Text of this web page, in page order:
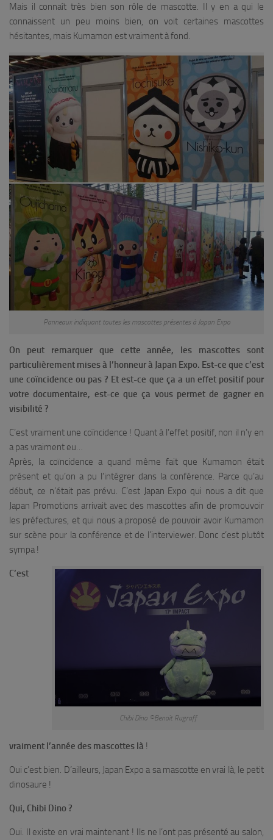
Mais il connaît très bien son rôle de mascotte. Il y en a qui le
connaissent un peu moins bien, on voit certaines mascottes
hésitantes, mais Kumamon est vraiment à fond.
Panneaux indiquant toutes les mascottes présentes à Japan Expo
On peut remarquer que cette année, les mascottes sont
particulièrement mises à l’honneur à Japan Expo. Est-ce que c’est
une coïncidence ou pas ? Et est-ce que ça a un effet positif pour
votre documentaire, est-ce que ça vous permet de gagner en
visibilité ?
C’est vraiment une coïncidence ! Quant à l’effet positif, non il n’y en
a pas vraiment eu…
Après, la coïncidence a quand même fait que Kumamon était
présent et qu’on a pu l’intégrer dans la conférence. Parce qu’au
début, ce n’était pas prévu. C’est Japan Expo qui nous a dit que
Japan Promotions arrivait avec des mascottes afin de promouvoir
les préfectures, et qui nous a proposé de pouvoir avoir Kumamon
sur scène pour la conférence et de l’interviewer. Donc c’est plutôt
sympa !
Chibi Dino ©Benoît Rugraff
C’est
vraiment l’année des mascottes là !
Oui c’est bien. D’ailleurs, Japan Expo a sa mascotte en vrai là, le petit
dinosaure !
Qui, Chibi Dino ?
Oui. Il existe en vrai maintenant ! Ils ne l’ont pas présenté au salon,